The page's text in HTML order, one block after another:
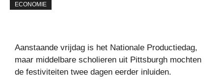
ECONOMIE
Aanstaande vrijdag is het Nationale Productiedag,
maar middelbare scholieren uit Pittsburgh mochten
de festiviteiten twee dagen eerder inluiden.